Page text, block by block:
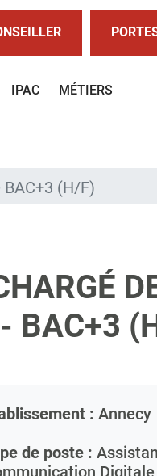
IPAC MÉTIERS
(H/F)
BAC+3
: Annecy
de poste :
Digitale